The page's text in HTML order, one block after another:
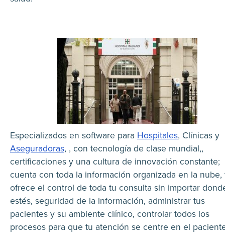
Especializados en software para Hospitales, Clínicas y
Aseguradoras, , con tecnología de clase mundial,,
certificaciones y una cultura de innovación constante;
cuenta con toda la información organizada en la nube,
ofrece el control de toda tu consulta sin importar
estés, seguridad de la información, administrar tus
pacientes y su ambiente clínico, controlar todos los
procesos para que tu atención se centre en el